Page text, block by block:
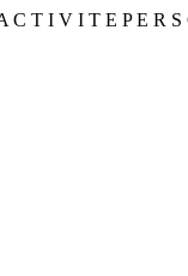
T I V I T E P E R